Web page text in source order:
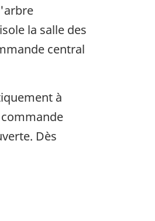
la salle des
central
à
Dès